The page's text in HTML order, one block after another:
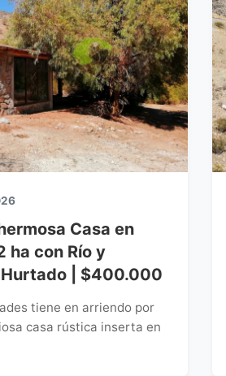
Casa en
ha con Río y
Hurtado | $400.000
tiene en arriendo por
casa rústica inserta en